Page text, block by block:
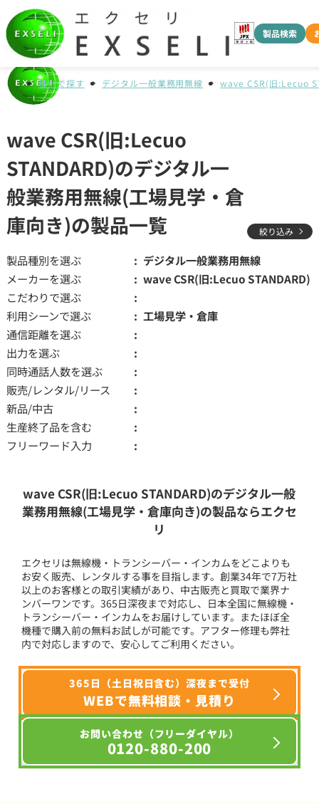
製品検索
種別で探す デジタル一般業務用無線 wave CSR(旧:Lecuo
wave CSR(旧:Lecuo
STANDARD)のデジタル一
般業務用無線(工場見学・倉
庫向き)の製品一覧
絞り込み
製品種別を選ぶ
デジタル一般業務用無線
メーカーを選ぶ
wave CSR(旧:Lecuo STANDARD)
こだわりで選ぶ
利用シーンで選ぶ
工場見学・倉庫
通信距離を選ぶ
出力を選ぶ
同時通話人数を選ぶ
販売/レンタル/リース
新品/中古
生産終了品を含む
フリーワード入力
wave CSR(旧:Lecuo STANDARD)のデジタル一般
業務用無線(工場見学・倉庫向き)の製品ならエクセ
リ
エクセリは無線機・トランシーバー・インカムをどこよりも
お安く販売、レンタルする事を目指します。創業34年で7万社
以上のお客様との取引実績があり、中古販売と買取で業界ナ
ンバーワンです。365日深夜まで対応し、日本全国に無線機・
トランシーバー・インカムをお届けしています。またほぼ全
機種で購入前の無料お試しが可能です。アフター修理も弊社
内で対応しますので、安心してご利用ください。
365日（土日祝日含む）深夜まで受付
WEBで無料相談・見積り
お問い合わせ（フリーダイヤル）
0120-880-200